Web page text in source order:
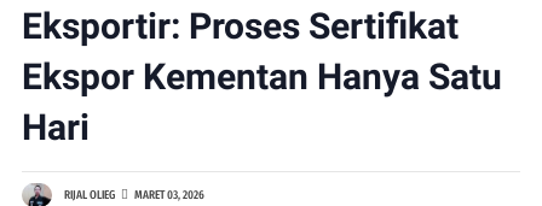
Eksportir: Proses Sertifikat
Ekspor Kementan Hanya Satu
Hari
RIJAL OLIEG MARET 03, 2026